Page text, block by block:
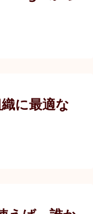
に最適な